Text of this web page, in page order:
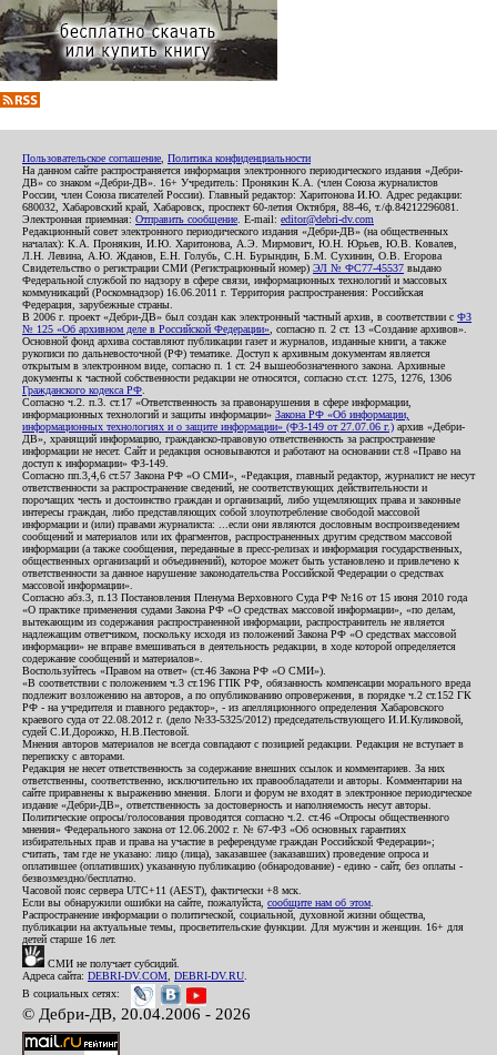
Пользовательское соглашение Политика конфиденциальности
На данном сайте распространяется информация электронного периодического издания «Дебри-
ДВ» со знаком «Дебри-ДВ». 16+ Учредитель: Пронякин К.А. (член Союза журналистов
России, член Союза писателей России). Главный редактор: Харитонова И.Ю. Адрес редакции:
680032, Хабаровский край, Хабаровск, проспект 60-летия Октября, 88-46, т./ф.84212296081.
Электронная приемная: Отправить сообщение . E-mail: editor@debri-dv.com
Редакционный совет электронного периодического издания «Дебри-ДВ» (на общественных
началах): К.А. Пронякин, И.Ю. Харитонова, А.Э. Мирмович, Ю.Н. Юрьев, Ю.В. Ковалев,
Л.Н. Левина, А.Ю. Жданов, Е.Н. Голубь, С.Н. Бурындин, Б.М. Сухинин, О.В. Егорова
Свидетельство о регистрации СМИ (Регистрационный номер) ЭЛ № ФС77-45537 выдано
Федеральной службой по надзору в сфере связи, информационных технологий и массовых
коммуникаций (Роскомнадзор) 16.06.2011 г. Территория распространения: Российская
Федерация, зарубежные страны.
В 2006 г. проект «Дебри-ДВ» был создан как электронный частный архив, в соответствии с ФЗ
№ 125 «Об архивном деле в Российской Федерации» , согласно п. 2 ст. 13 «Создание архивов».
Основной фонд архива составляют публикации газет и журналов, изданные книги, а также
рукописи по дальневосточной (РФ) тематике. Доступ к архивным документам является
открытым в электронном виде, согласно п. 1 ст. 24 вышеобозначенного закона. Архивные
документы к частной собственности редакции не относятся, согласно ст.ст. 1275, 1276, 1306
Гражданского кодекса РФ
Согласно ч.2. п.3. ст.17 «Ответственность за правонарушения в сфере информации,
информационных технологий и защиты информации» Закона РФ «Об информации,
информационных технологиях и о защите информации» (ФЗ-149 от 27.07.06 г.) архив «Дебри-
ДВ», хранящий информацию, гражданско-правовую ответственность за распространение
информации не несет. Сайт и редакция основываются и работают на основании ст.8 «Право на
доступ к информации» ФЗ-149.
Согласно пп.3,4,6 ст.57 Закона РФ «О СМИ», «Редакция, главный редактор, журналист не несут
ответственности за распространение сведений, не соответствующих действительности и
порочащих честь и достоинство граждан и организаций, либо ущемляющих права и законные
интересы граждан, либо представляющих собой злоупотребление свободой массовой
информации и (или) правами журналиста: ...если они являются дословным воспроизведением
сообщений и материалов или их фрагментов, распространенных другим средством массовой
информации (а также сообщения, переданные в пресс-релизах и информация государственных,
общественных организаций и объединений), которое может быть установлено и привлечено к
ответственности за данное нарушение законодательства Российской Федерации о средствах
массовой информации».
Согласно абз.3, п.13 Постановления Пленума Верховного Суда РФ №16 от 15 июня 2010 года
«О практике применения судами Закона РФ «О средствах массовой информации», «по делам,
вытекающим из содержания распространенной информации, распространитель не является
надлежащим ответчиком, поскольку исходя из положений Закона РФ «О средствах массовой
информации» не вправе вмешиваться в деятельность редакции, в ходе которой определяется
содержание сообщений и материалов».
Воспользуйтесь «Правом на ответ» (ст.46 Закона РФ «О СМИ»).
«В соответствии с положением ч.3 ст.196 ГПК РФ, обязанность компенсации морального вреда
подлежит возложению на авторов, а по опубликованию опровержения, в порядке ч.2 ст.152 ГК
РФ - на учредителя и главного редактор», - из апелляционного определения Хабаровского
краевого суда от 22.08.2012 г. (дело №33-5325/2012) председательствующего И.И.Куликовой,
судей С.И.Дорожко, Н.В.Пестовой.
Мнения авторов материалов не всегда совпадают с позицией редакции. Редакция не вступает в
переписку с авторами.
Редакция не несет ответственность за содержание внешних ссылок и комментариев. За них
ответственны, соответственно, исключительно их правообладатели и авторы. Комментарии на
сайте приравнены к выражению мнения. Блоги и форум не входят в электронное периодическое
издание «Дебри-ДВ», ответственность за достоверность и наполняемость несут авторы.
Политические опросы/голосования проводятся согласно ч.2. ст.46 «Опросы общественного
мнения» Федерального закона от 12.06.2002 г. № 67-ФЗ «Об основных гарантиях
избирательных прав и права на участие в референдуме граждан Российской Федерации»;
считать, там где не указано: лицо (лица), заказавшее (заказавших) проведение опроса и
оплатившее (оплативших) указанную публикацию (обнародование) - едино - сайт, без оплаты -
безвозмездно/бесплатно.
Часовой пояс сервера UTC+11 (AEST), фактически +8 мск.
Если вы обнаружили ошибки на сайте, пожалуйста, сообщите нам об этом
Распространение информации о политической, социальной, духовной жизни общества,
публикации на актуальные темы, просветительские функции. Для мужчин и женщин. 16+ для
детей старше 16 лет.
СМИ не получает субсидий.
Адреса сайта: DEBRI-DV.COM DEBRI-DV.RU
В социальных сетях:
© Дебри-ДВ, 20.04.2006 - 2026